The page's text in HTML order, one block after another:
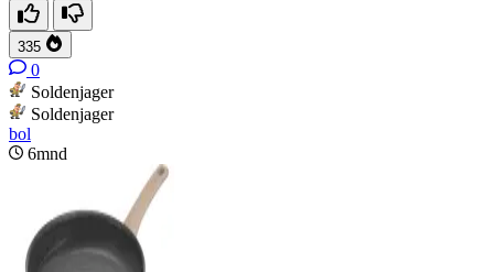
335
0
Soldenjager
Soldenjager
bol
6mnd